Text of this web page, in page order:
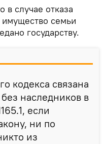
в случае отказа
имущество семьи
государству.
кодекса связана
наследников в
если
ни по
из